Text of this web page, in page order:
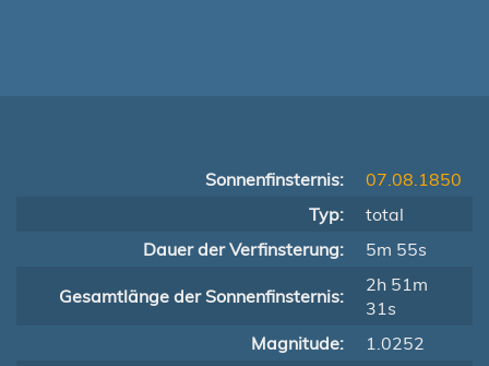
Sonnenfinsternis:
07.08.1850
Typ:
total
Dauer der Verfinsterung:
5m 55s
Gesamtlänge der Sonnenfinsternis:
2h 51m
31s
Magnitude:
1.0252